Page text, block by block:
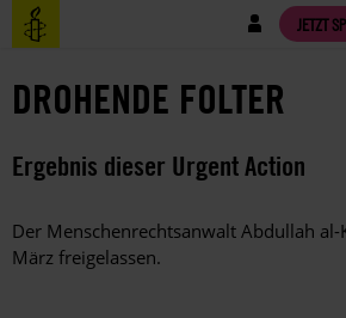
Direkt
zum
Benutzermenü JETZT
DROHENDE FOLTER
Ergebnis dieser Urgent Action
Der Menschenrechtsanwalt Abdullah
März freigelassen.